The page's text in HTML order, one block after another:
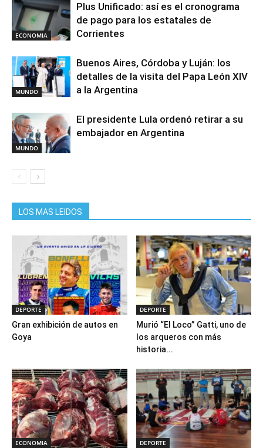
ECONOMIA
Plus Unificado: así es el cronograma
de pago para los estatales de
Corrientes
MUNDO
Buenos Aires, Córdoba y Luján: los
detalles de la visita del Papa León XIV
a la Argentina
MUNDO
El presidente Lula ordenó retirar a su
embajador en Argentina
LOS MAS LEIDOS
DEPORTE
Gran exhibición de autos en
Goya
DEPORTE
Murió “El Loco” Gatti, uno de
los arqueros con más
historia...
ECONOMIA DEPORTE